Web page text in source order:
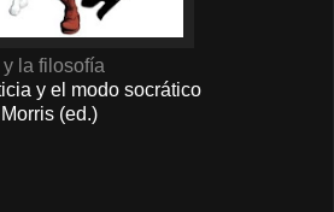
la filosofía
y el modo socrático
(ed.)